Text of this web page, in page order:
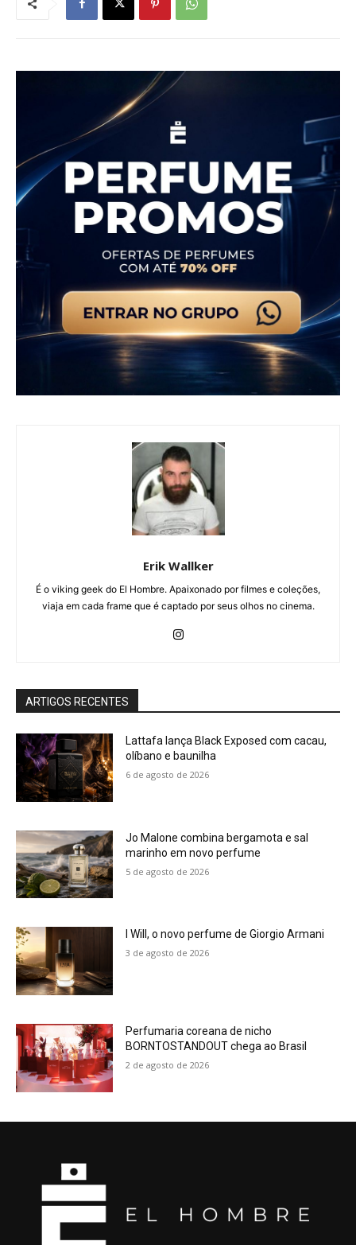
Erik Wallker
É o viking geek do El Hombre. Apaixonado por filmes e coleções,
viaja em cada frame que é captado por seus olhos no cinema.
ARTIGOS RECENTES
Lattafa lança Black Exposed com cacau,
olíbano e baunilha
6 de agosto de 2026
Jo Malone combina bergamota e sal
marinho em novo perfume
5 de agosto de 2026
I Will, o novo perfume de Giorgio Armani
3 de agosto de 2026
Perfumaria coreana de nicho
BORNTOSTANDOUT chega ao Brasil
2 de agosto de 2026